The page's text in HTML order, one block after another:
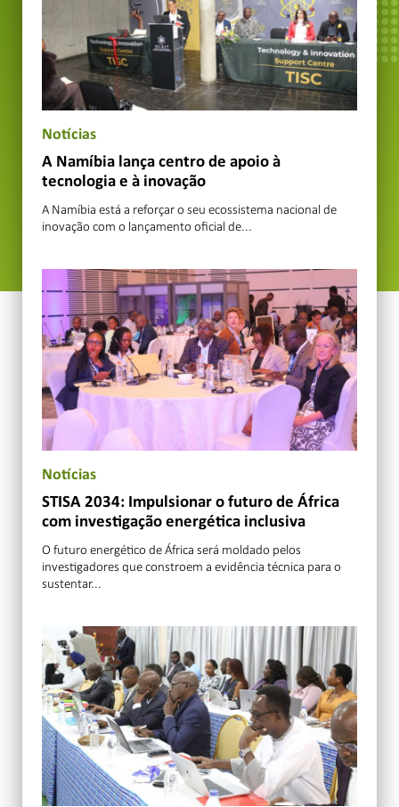
Notícias
A Namíbia lança centro de apoio à
tecnologia e à inovação
A Namíbia está a reforçar o seu ecossistema nacional de
inovação com o lançamento oficial de...
Notícias
STISA 2034: Impulsionar o futuro de África
com investigação energética inclusiva
O futuro energético de África será moldado pelos
investigadores que constroem a evidência técnica para o
sustentar...